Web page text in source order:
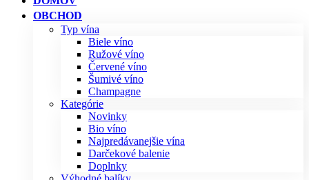
OBCHOD
Typ vína
Biele víno
Ružové víno
Červené víno
Šumivé víno
Champagne
Kategórie
Novinky
Bio víno
Najpredávanejšie vína
Darčekové balenie
Doplnky